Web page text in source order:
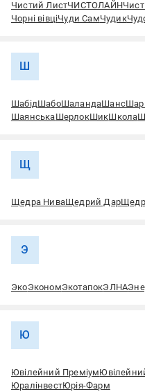
Чистий ЛистЧИСТОЛАЙН
Чорні вівціЧуди СамЧудик
Ш
ШабідШабоШаландаШанс
ШаянськаШерлокШикШкола
Щ
Щедра НиваЩедрий Дар
Э
ЭкоЭкономЭкотапокЭЛНА
Ю
Ювілейний Преміум
ЮралінвестЮрія-Фарм